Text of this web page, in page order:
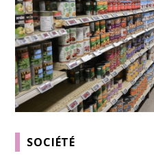
SOCIÉTÉ